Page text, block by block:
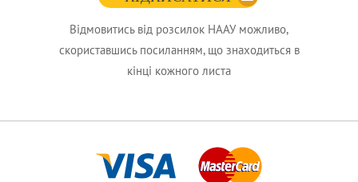
Відмовитись від розсилок НААУ можливо,
скориставшись посиланням, що знаходиться в
кінці кожного листа